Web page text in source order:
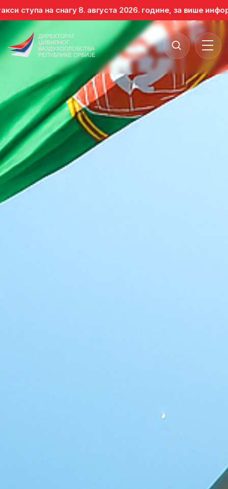
на снагу 8. августа 2026. године, за више